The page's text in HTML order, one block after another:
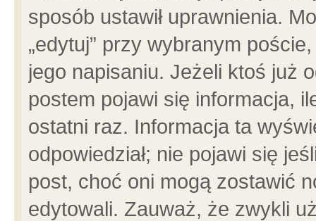
sposób ustawił uprawnienia.
„edytuj” przy wybranym
jego napisaniu. Jeżeli ktoś już
postem pojawi się informacja,
ostatni raz. Informacja ta
odpowiedział; nie pojawi się
post, choć oni mogą zostawić
edytowali. Zauważ, że zwykli